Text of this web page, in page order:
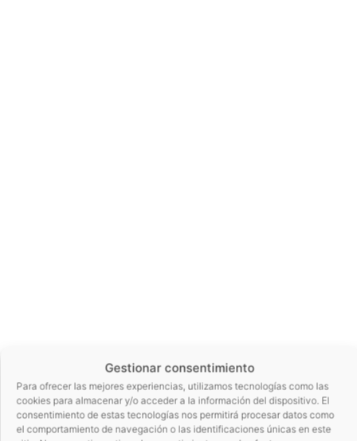
Gestionar consentimiento
Para ofrecer las mejores experiencias, utilizamos tecnologías como las
cookies para almacenar y/o acceder a la información del dispositivo. El
consentimiento de estas tecnologías nos permitirá procesar datos como
el comportamiento de navegación o las identificaciones únicas en este